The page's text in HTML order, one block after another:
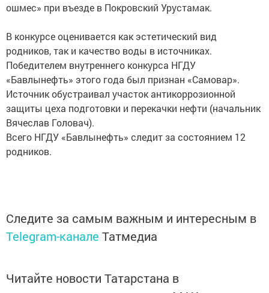
ошмес» при въезде в Покровский Урустамак.
В конкурсе оценивается как эстетический вид
родников, так и качество воды в источниках.
Победителем внутреннего конкурса НГДУ
«Бавлынефть» этого года был признан «Самовар».
Источник обустраивал участок антикоррозионной
защиты цеха подготовки и перекачки нефти (начальник
Вячеслав Головач).
Всего НГДУ «Бавлынефть» следит за состоянием 12
родников.
Следите за самым важным и интересным в
Telegram-канале Татмедиа
Читайте новости Татарстана в